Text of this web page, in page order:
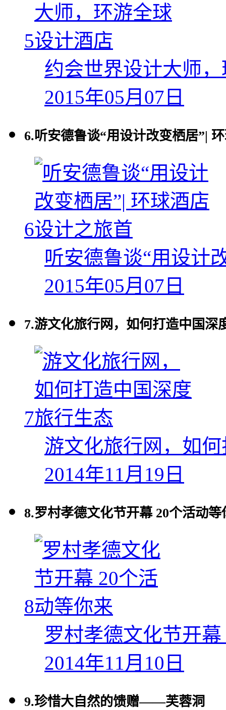
5
约会世界设计大师
2015年05月07日
6.听安德鲁谈“用设计改变栖居”|
6
听安德鲁谈“用设计
2015年05月07日
7.游文化旅行网，如何打造中国深
7
游文化旅行网，如
2014年11月19日
8.罗村孝德文化节开幕 20个活动等
8
罗村孝德文化节开
2014年11月10日
9.珍惜大自然的馈赠——芙蓉洞